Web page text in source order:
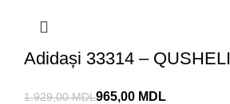
Adidași 33314 – QUSHELI
1.929,00MDL965,00 MDL